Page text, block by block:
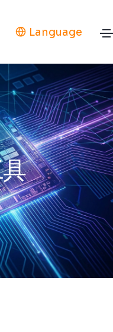
Language